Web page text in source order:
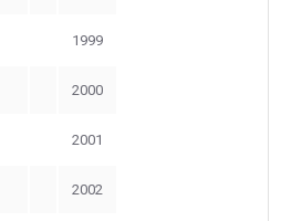
1999
2000
2001
2002